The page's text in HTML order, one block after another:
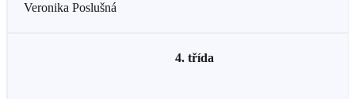
Veronika Poslušná
4. třída